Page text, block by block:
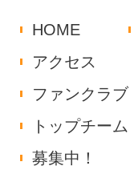
HOME
アクセス
ファンクラブ
トップチーム
募集中！